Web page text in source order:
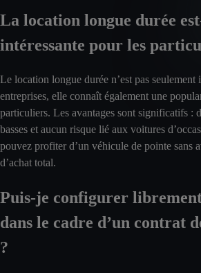
La location longue durée
intéressante pour les
Le location longue durée n’est pas seulement
entreprises, elle connaît également une
particuliers. Les avantages sont significatifs :
basses et aucun risque lié aux voitures
pouvez profiter d’un véhicule de pointe sans
d’achat total.
Puis-je configurer
dans le cadre d’un contrat
?